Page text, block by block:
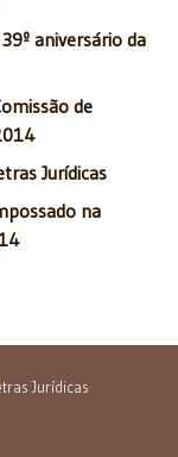
aniversário da
de
Jurídicas
na
Jurídicas